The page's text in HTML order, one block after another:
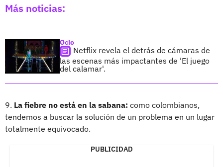
Más noticias:
Ocio
Netflix revela el detrás de cámaras de
las escenas más impactantes de 'El juego
del calamar'.
9. La fiebre no está en la sabana: como colombianos,
tendemos a buscar la solución de un problema en un lugar
totalmente equivocado.
PUBLICIDAD